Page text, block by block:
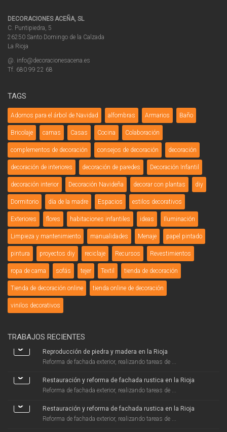
DECORACIONES ACEÑA, SL
C. Puntipiedra, 5
26250 Santo Domingo de la Calzada
La Rioja
@. info@decoracionesacena.es
Tf. 680 99 22 68
TAGS
Adornos para el árbol de Navidad alfombras Armarios Baño
Bricolaje camas Casas Cocina Colaboración
complementos de decoración consejos de decoración decoración
decoración de interiores decoración de paredes Decoración Infantil
decoración interior Decoración Navideña decorar con plantas diy
Dormitorio día de la madre Espacios estilos decorativos
Exteriores flores habitaciones infantiles ideas Iluminación
Limpieza y mantenimiento manualidades Menaje papel pintado
pintura proyectos diy reciclaje Recursos Revestimientos
ropa de cama sofás tejer Textil tienda de decoración
Tienda de decoración online tienda online de decoración
vinilos decorativos
TRABAJOS RECIENTES
Reproducción de piedra y madera en la Rioja
Reforma de fachada exterior, realizando tareas de ...
Restauración y reforma de fachada rustica en la Rioja
Reforma de fachada exterior, realizando tareas de ...
Restauración y reforma de fachada rustica en la Rioja
Reforma de fachada exterior, realizando tareas de ...